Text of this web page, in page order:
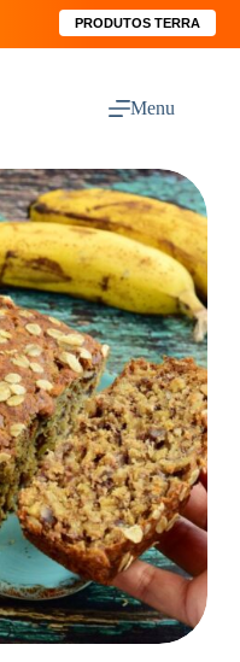
PRODUTOS TERRA
Menu